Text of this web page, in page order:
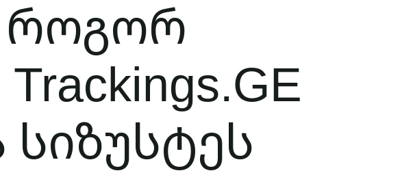
როგორ